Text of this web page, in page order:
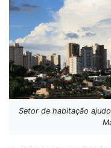
Setor de habitação